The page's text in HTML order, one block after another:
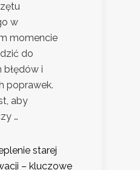
w
momencie
do
i
poprawek.
aby
…
starej
– kluczowe